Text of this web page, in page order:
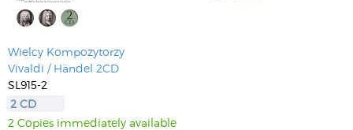
Wielcy Kompozytorzy
Vivaldi / Händel 2CD
SL915-2
2 CD
2 Copies immediately available